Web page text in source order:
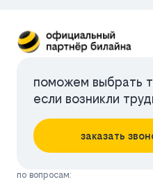
поможем выбрать
если возникли
заказать
по вопросам: